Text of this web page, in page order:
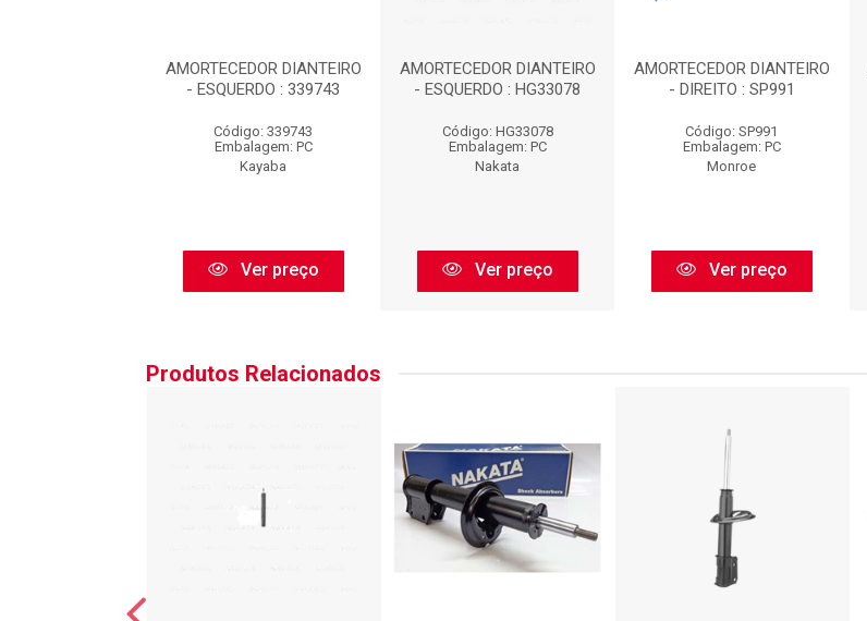
AMORTECEDOR DIANTEIRO
- ESQUERDO : 339743
Código: 339743
Embalagem: PC
Kayaba
Ver preço
AMORTECEDOR DIANTEIRO
- ESQUERDO : HG33078
Código: HG33078
Embalagem: PC
Nakata
Ver preço
AMORTECEDOR DIANTEIRO
- DIREITO : SP991
Código: SP991
Embalagem: PC
Monroe
Ver preço
Produtos Relacionados